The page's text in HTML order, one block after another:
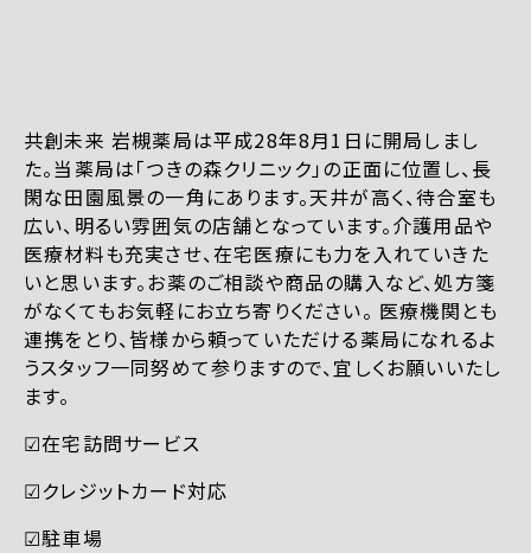
共創未来 岩槻薬局は平成28年8月1日に開局しまし
た。当薬局は「つきの森クリニック」の正面に位置し、長
閑な田園風景の一角にあります。天井が高く、待合室も
広い、明るい雰囲気の店舗となっています。介護用品や
医療材料も充実させ、在宅医療にも力を入れていきた
いと思います。お薬のご相談や商品の購入など、処方箋
がなくてもお気軽にお立ち寄りください。 医療機関とも
連携をとり、皆様から頼っていただける薬局になれるよ
うスタッフ一同努めて参りますので、宜しくお願いいたし
ます。
☑︎在宅訪問サービス
☑︎クレジットカード対応
☑︎駐車場